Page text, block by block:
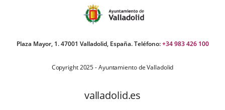
Plaza Mayor, 1. 47001 Valladolid, España. Teléfono:+34 983 426 100
Copyright 2025 - Ayuntamiento de Valladolid
valladolid.es